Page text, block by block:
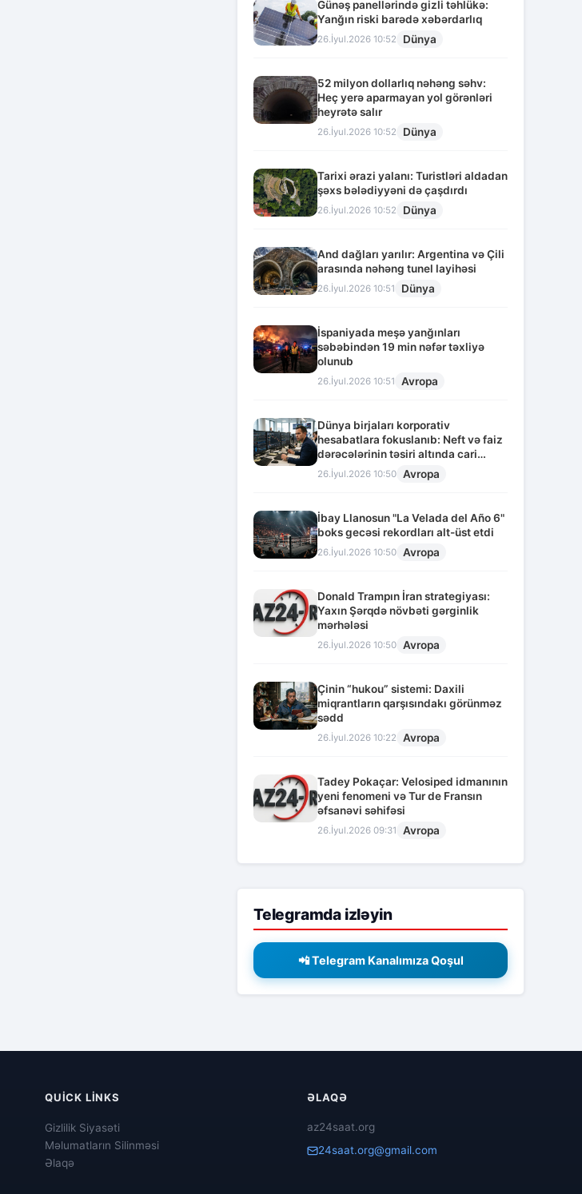
Günəş panellərində gizli təhlükə:
Yanğın riski barədə xəbərdarlıq
26.İyul.2026 10:52 Dünya
52 milyon dollarlıq nəhəng səhv:
Heç yerə aparmayan yol görənləri
heyrətə salır
26.İyul.2026 10:52 Dünya
Tarixi ərazi yalanı: Turistləri aldadan
şəxs bələdiyyəni də çaşdırdı
26.İyul.2026 10:52 Dünya
And dağları yarılır: Argentina və Çili
arasında nəhəng tunel layihəsi
26.İyul.2026 10:51 Dünya
İspaniyada meşə yanğınları
səbəbindən 19 min nəfər təxliyə
olunub
26.İyul.2026 10:51 Avropa
Dünya birjaları korporativ
hesabatlara fokuslanıb: Neft və faiz
dərəcələrinin təsiri altında cari
vəziyyət
26.İyul.2026 10:50 Avropa
İbay Llanosun "La Velada del Año 6"
boks gecəsi rekordları alt-üst etdi
26.İyul.2026 10:50 Avropa
Donald Trampın İran strategiyası:
Yaxın Şərqdə növbəti gərginlik
mərhələsi
26.İyul.2026 10:50 Avropa
Çinin “hukou” sistemi: Daxili
miqrantların qarşısındakı görünməz
sədd
26.İyul.2026 10:22 Avropa
Tadey Pokaçar: Velosiped idmanının
yeni fenomeni və Tur de Fransın
əfsanəvi səhifəsi
26.İyul.2026 09:31 Avropa
Telegramda izləyin
📲 Telegram Kanalımıza Qoşul
QUICK LINKS
Gizlilik Siyasəti
Məlumatların Silinməsi
Əlaqə
ƏLAQƏ
az24saat.org
24saat.org@gmail.com